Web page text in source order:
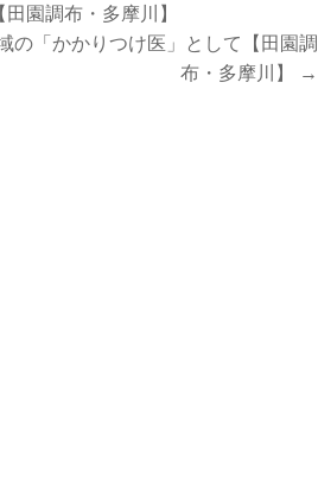
園調布・多摩川】
の「かかりつけ医」として【田園調
布・多摩川】 →